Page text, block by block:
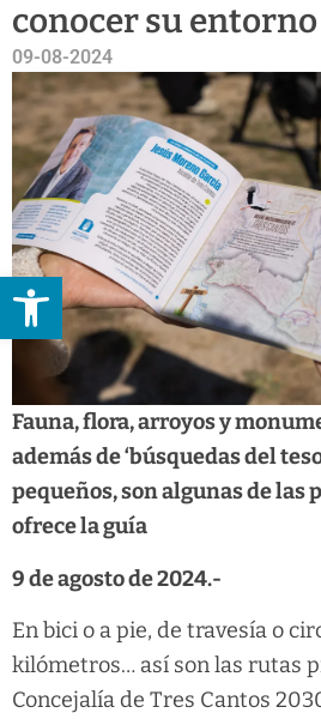
Abrir barra de
conocer su
09-08-2024
Fauna, flora, arroyos y
además de ‘búsquedas del
pequeños, son algunas de las
ofrece la guía
9 de agosto de 2024.-
En bici o a pie, de travesía o
kilómetros… así son las rutas
Concejalía de Tres Cantos